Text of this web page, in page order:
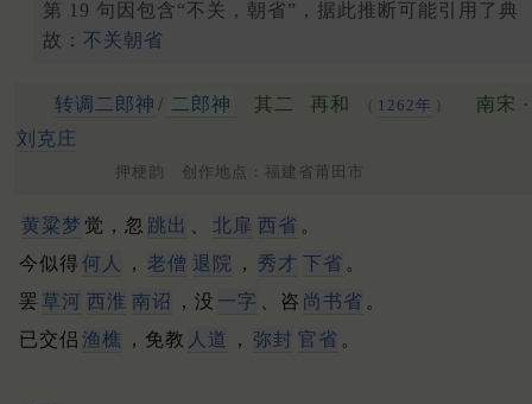
第 19 句因包含“不关，朝省”，据此推断可能引用了典
故： 不关朝省
转调二郎神 / 二郎神 其二 再和 （ 1262年 ）
南宋 ·
刘克庄
押梗韵 创作地点：福建省莆田市
黄粱梦 觉，忽 跳出 北扉 西省 。
今似得 何人 ， 老僧 退院 ， 秀才 下省 。
罢 草河 西淮 南诏 ，没 一字 、咨 尚书省 。
已交侣 渔樵 ，免教 人道 ， 弥封 官省 。